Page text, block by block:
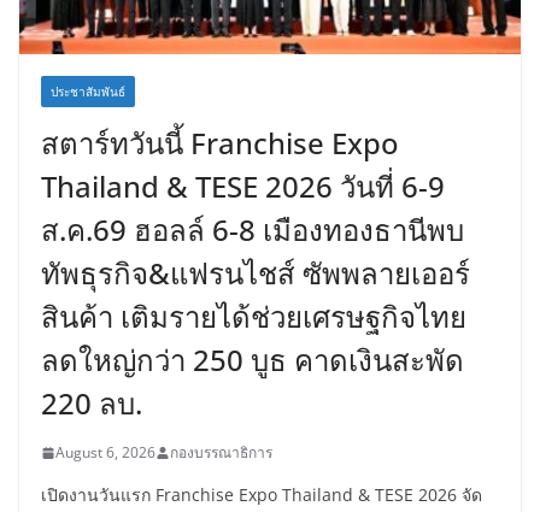
ประชาสัมพันธ์
สตาร์ทวันนี้ Franchise Expo
Thailand & TESE 2026 วันที่ 6-9
ส.ค.69 ฮอลล์ 6-8 เมืองทองธานีพบ
ทัพธุรกิจ&แฟรนไชส์ ซัพพลายเออร์
สินค้า เติมรายได้ช่วยเศรษฐกิจไทย
ลดใหญ่กว่า 250 บูธ คาดเงินสะพัด
220 ลบ.
August 6, 2026 กองบรรณาธิการ
เปิดงานวันแรก Franchise Expo Thailand & TESE 2026 จัด